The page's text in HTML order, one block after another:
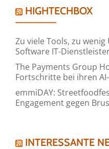
HIGHTECHBOX
Zu viele Tools, zu wenig
Software IT-
The Payments Group
Fortschritte bei ihren
emmiDAY:
Engagement gegen
INTERESSANTE